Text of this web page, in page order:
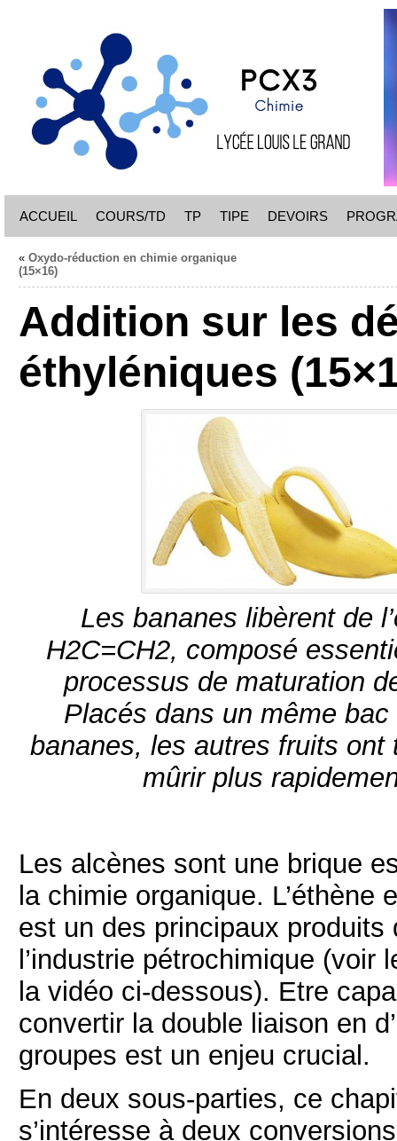
ACCUEIL COURS/TD TP TIPE DEVOIRS
« Oxydo-réduction en chimie organique
(15×16)
Addition sur les
éthyléniques
Les bananes libèrent de
H2C=CH2, composé
processus de maturation
Placés dans un même bac
bananes, les autres fruits ont
mûrir plus
Les alcènes sont une brique
la chimie organique. L’éthène
est un des principaux produits
l’industrie pétrochimique (voir
la vidéo ci-dessous). Etre
convertir la double liaison en
groupes est un enjeu crucial.
En deux sous-parties, ce
s’intéresse à deux